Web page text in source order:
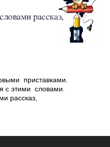
приставками.
с этими словами.
рассказ,